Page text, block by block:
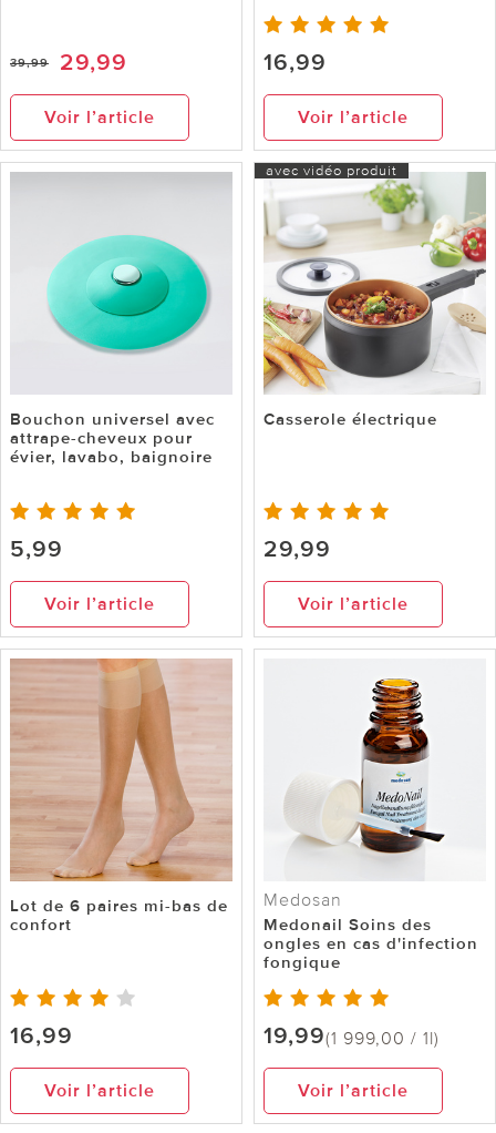
39,99 29,99
Voir l’article
16,99
Voir l’article
Bouchon universel avec
attrape-cheveux pour
évier, lavabo, baignoire
5,99
Voir l’article
avec vidéo produit
Casserole électrique
29,99
Voir l’article
Lot de 6 paires mi-bas de
confort
16,99
Voir l’article
Medosan
Medonail Soins des
ongles en cas d'infection
fongique
19,99(1 999,00 / 1l)
Voir l’article